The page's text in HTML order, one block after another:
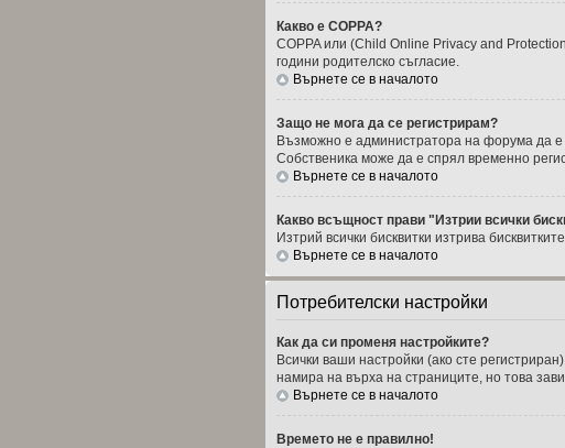
Какво е COPPA?
COPPA или (Child Online Privacy and
години родителско съгласие.
Върнете се в началото
Защо не мога да се регистрирам?
Възможно е администратора на форума да е
Собственика може да е спрял временно
Върнете се в началото
Какво всъщност прави "Изтрии всички
Изтрий всички бисквитки изтрива
Върнете се в началото
Потребителски настройки
Как да си променя настройките?
Всички ваши настройки (ако сте
намира на върха на страниците, но това
Върнете се в началото
Времето не е правилно!